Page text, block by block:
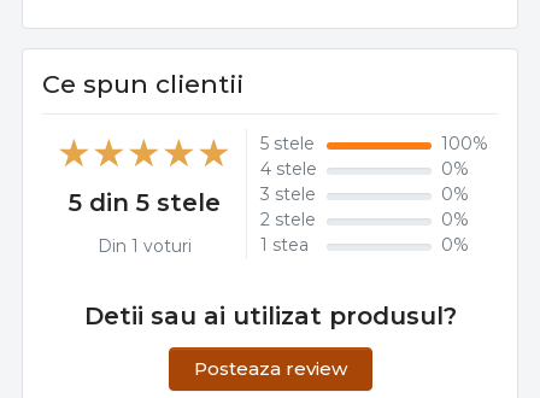
Ce spun clientii
5 din 5 stele
Din 1 voturi
5 stele
100%
4 stele
0%
3 stele
0%
2 stele
0%
1 stea
0%
Detii sau ai utilizat produsul?
Posteaza review